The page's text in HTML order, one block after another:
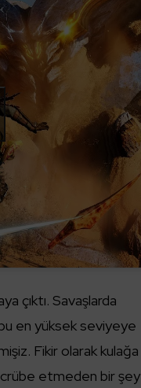
çıktı. Savaşlarda
en yüksek seviyeye
Fikir olarak kulağa
etmeden bir şey